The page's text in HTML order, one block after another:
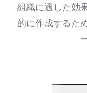
組織に適した効
的に作成するた